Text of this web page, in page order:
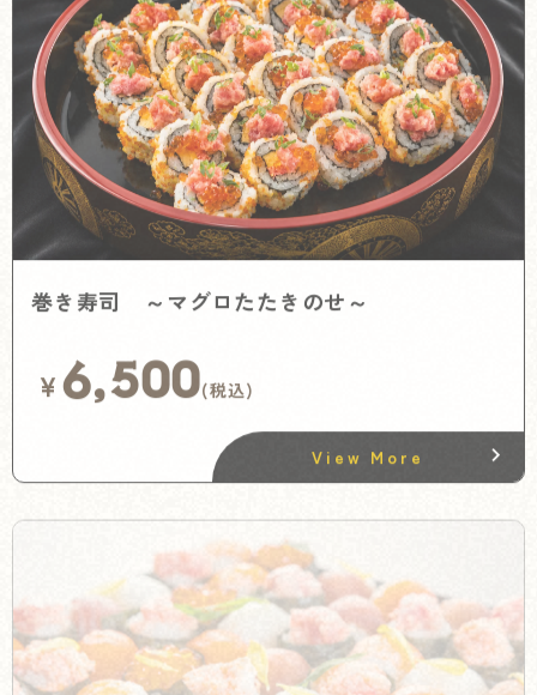
巻き寿司 ～マグロたたきのせ～
¥6,500(税込)
View More